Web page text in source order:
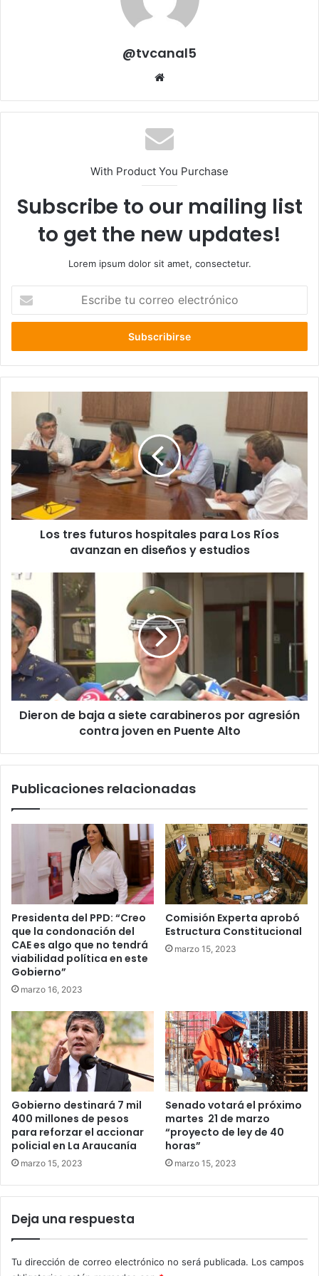
@tvcanal5
With Product You Purchase
Subscribe to our mailing list
to get the new updates!
Lorem ipsum dolor sit amet, consectetur.
correo
futuros
hospitales
Los
Ríos
avanzan
en
diseñosLos tres futuros hospitales para Los Ríos
avanzan en diseños y estudios
Dieron
de
baja
a
siete
carabineros
por
agresión
contra
joven
Dieron de baja a siete carabineros por agresión
contra joven en Puente Alto
Publicaciones relacionadas
Presidenta del PPD: “Creo
que la condonación del
CAE es algo que no tendrá
viabilidad política en este
Gobierno”
marzo 16, 2023
Comisión Experta aprobó
Estructura Constitucional
marzo 15, 2023
Gobierno destinará 7 mil
400 millones de pesos
para reforzar el accionar
policial en La Araucanía
marzo 15, 2023
Senado votará el próximo
martes 21 de marzo
“proyecto de ley de 40
horas”
marzo 15, 2023
Deja una respuesta
Tu dirección de correo electrónico no será publicada. Los campos